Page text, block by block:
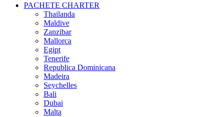
PACHETE CHARTER
Thailanda
Maldive
Zanzibar
Mallorca
Egipt
Tenerife
Republica Dominicana
Madeira
Seychelles
Bali
Dubai
Malta